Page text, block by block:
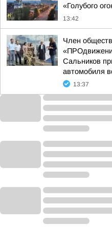
«Голубого
13:42
Член
Сальников
автомобиля
13:37